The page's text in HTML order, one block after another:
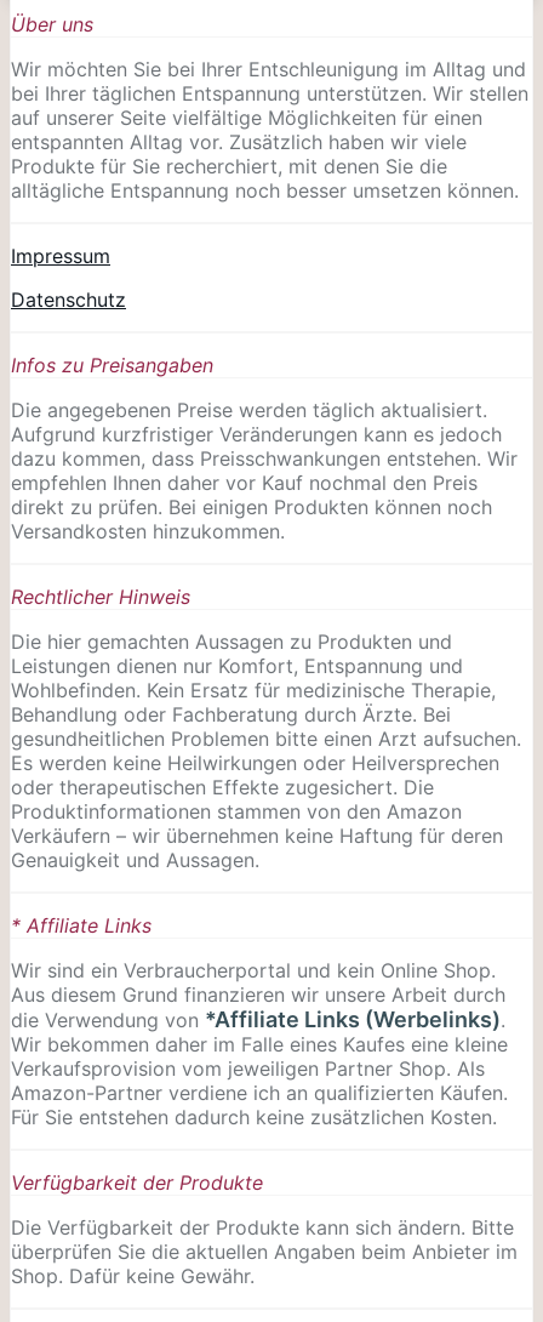
Über uns
Wir möchten Sie bei Ihrer Entschleunigung im Alltag und
bei Ihrer täglichen Entspannung unterstützen. Wir stellen
auf unserer Seite vielfältige Möglichkeiten für einen
entspannten Alltag vor. Zusätzlich haben wir viele
Produkte für Sie recherchiert, mit denen Sie die
alltägliche Entspannung noch besser umsetzen können.
Impressum
Datenschutz
Infos zu Preisangaben
Die angegebenen Preise werden täglich aktualisiert.
Aufgrund kurzfristiger Veränderungen kann es jedoch
dazu kommen, dass Preisschwankungen entstehen. Wir
empfehlen Ihnen daher vor Kauf nochmal den Preis
direkt zu prüfen. Bei einigen Produkten können noch
Versandkosten hinzukommen.
Rechtlicher Hinweis
Die hier gemachten Aussagen zu Produkten und
Leistungen dienen nur Komfort, Entspannung und
Wohlbefinden. Kein Ersatz für medizinische Therapie,
Behandlung oder Fachberatung durch Ärzte. Bei
gesundheitlichen Problemen bitte einen Arzt aufsuchen.
Es werden keine Heilwirkungen oder Heilversprechen
oder therapeutischen Effekte zugesichert. Die
Produktinformationen stammen von den Amazon
Verkäufern – wir übernehmen keine Haftung für deren
Genauigkeit und Aussagen.
* Affiliate Links
Wir sind ein Verbraucherportal und kein Online Shop.
Aus diesem Grund finanzieren wir unsere Arbeit durch
die Verwendung von *Affiliate Links (Werbelinks).
Wir bekommen daher im Falle eines Kaufes eine kleine
Verkaufsprovision vom jeweiligen Partner Shop. Als
Amazon-Partner verdiene ich an qualifizierten Käufen.
Für Sie entstehen dadurch keine zusätzlichen Kosten.
Verfügbarkeit der Produkte
Die Verfügbarkeit der Produkte kann sich ändern. Bitte
überprüfen Sie die aktuellen Angaben beim Anbieter im
Shop. Dafür keine Gewähr.